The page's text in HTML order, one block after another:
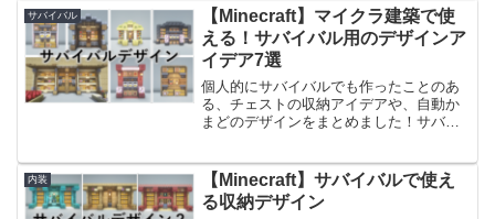
におすすめのアイデアです。Youtubeでも
動画にて作り...
サバイバル
【Minecraft】マイクラ建築で使
える！サバイバル用のデザインア
イデア7選
個人的にサバイバルでも作ったことのあ
る、チェストの収納アイデアや、自動か
まどのデザインをまとめました！サバイ
た、サバイバル用なので低コストデザイ
ンです。豪華なデザインでは...
内装
【Minecraft】サバイバルで使え
る収納デザイン